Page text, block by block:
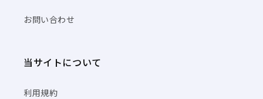
お問い合わせ
当サイトについて
利用規約